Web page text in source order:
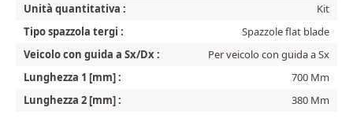
Unità quantitativa :
Kit
Tipo spazzola tergi :
Spazzole flat blade
Veicolo con guida a Sx/Dx :
Per veicolo con guida a Sx
Lunghezza 1 [mm] :
700 Mm
Lunghezza 2 [mm] :
380 Mm